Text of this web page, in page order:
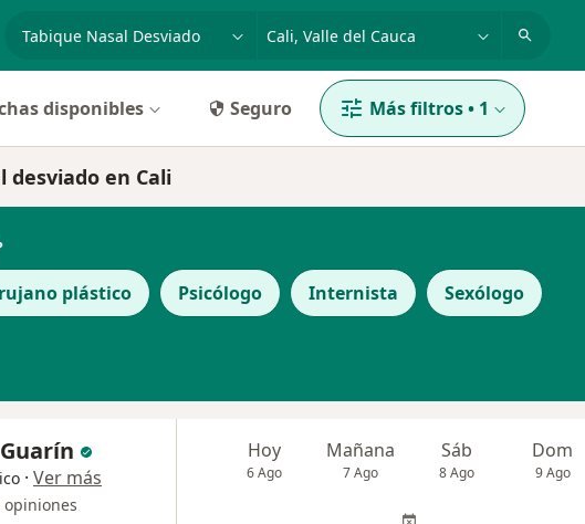
disponibles Seguro Más filtros• 1
desviado en Cali
plástico Psicólogo Internista Sexólogo
· Ver más
opiniones
Hoy
6 Ago
Mañana
7 Ago
Sáb
8 Ago
Dom
9 Ago